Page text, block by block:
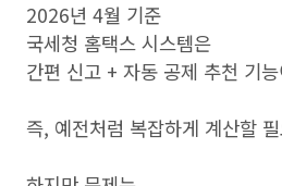
2026년 4월 기준
국세청 홈택스 시스템은
간편 신고 + 자동 공제 추천 기
즉, 예전처럼 복잡하게 계산할